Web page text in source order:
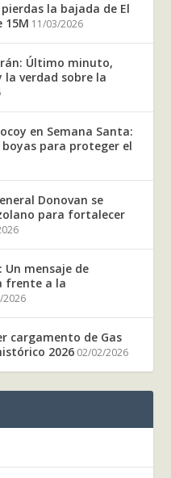
la bajada de El
15M 11/03/2026
Último minuto,
la verdad sobre la
en Semana Santa:
para proteger el
Donovan se
para fortalecer
Un mensaje de
frente a la
2026
cargamento de Gas
2026 02/02/2026